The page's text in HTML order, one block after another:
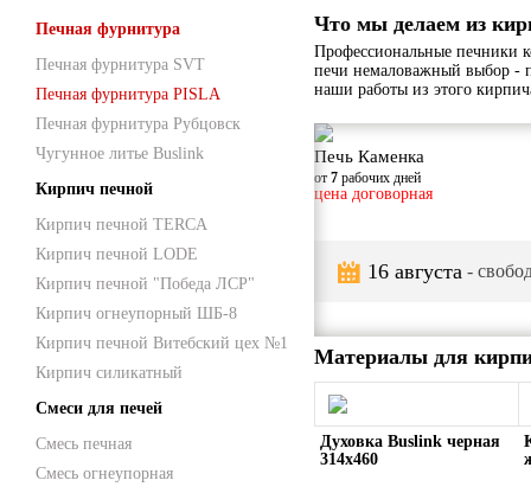
Что мы делаем из
Профессиональные печники
печи немаловажный выбор -
наши работы из этого
Печь Каменка
от 7 рабочих дней
цена договорная
16 августа -
Материалы для
Духовка Buslink черная
314х460
Печная фурнитура
Печная фурнитура SVT
Печная фурнитура PISLA
Печная фурнитура Рубцовск
Чугунное литье Buslink
Кирпич печной
Кирпич печной TERCA
Кирпич печной LODE
Кирпич печной "Победа ЛСР"
Кирпич огнеупорный ШБ-8
Кирпич печной Витебский цех №1
Кирпич силикатный
Смеси для печей
Смесь печная
Смесь огнеупорная